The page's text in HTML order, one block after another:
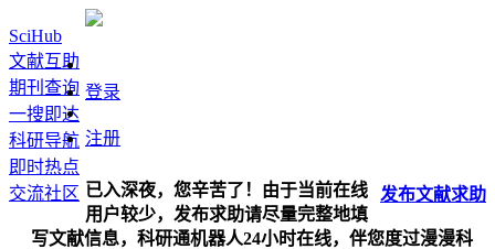
SciHub
文献互助
期刊查询
一搜即达
科研导航
即时热点
交流社区
登录
注册
发布文献求助
已入深夜，您辛苦了！由于当前在线
用户较少，发布求助请尽量完整地填
写文献信息，科研通机器人24小时在线，伴您度过漫漫科